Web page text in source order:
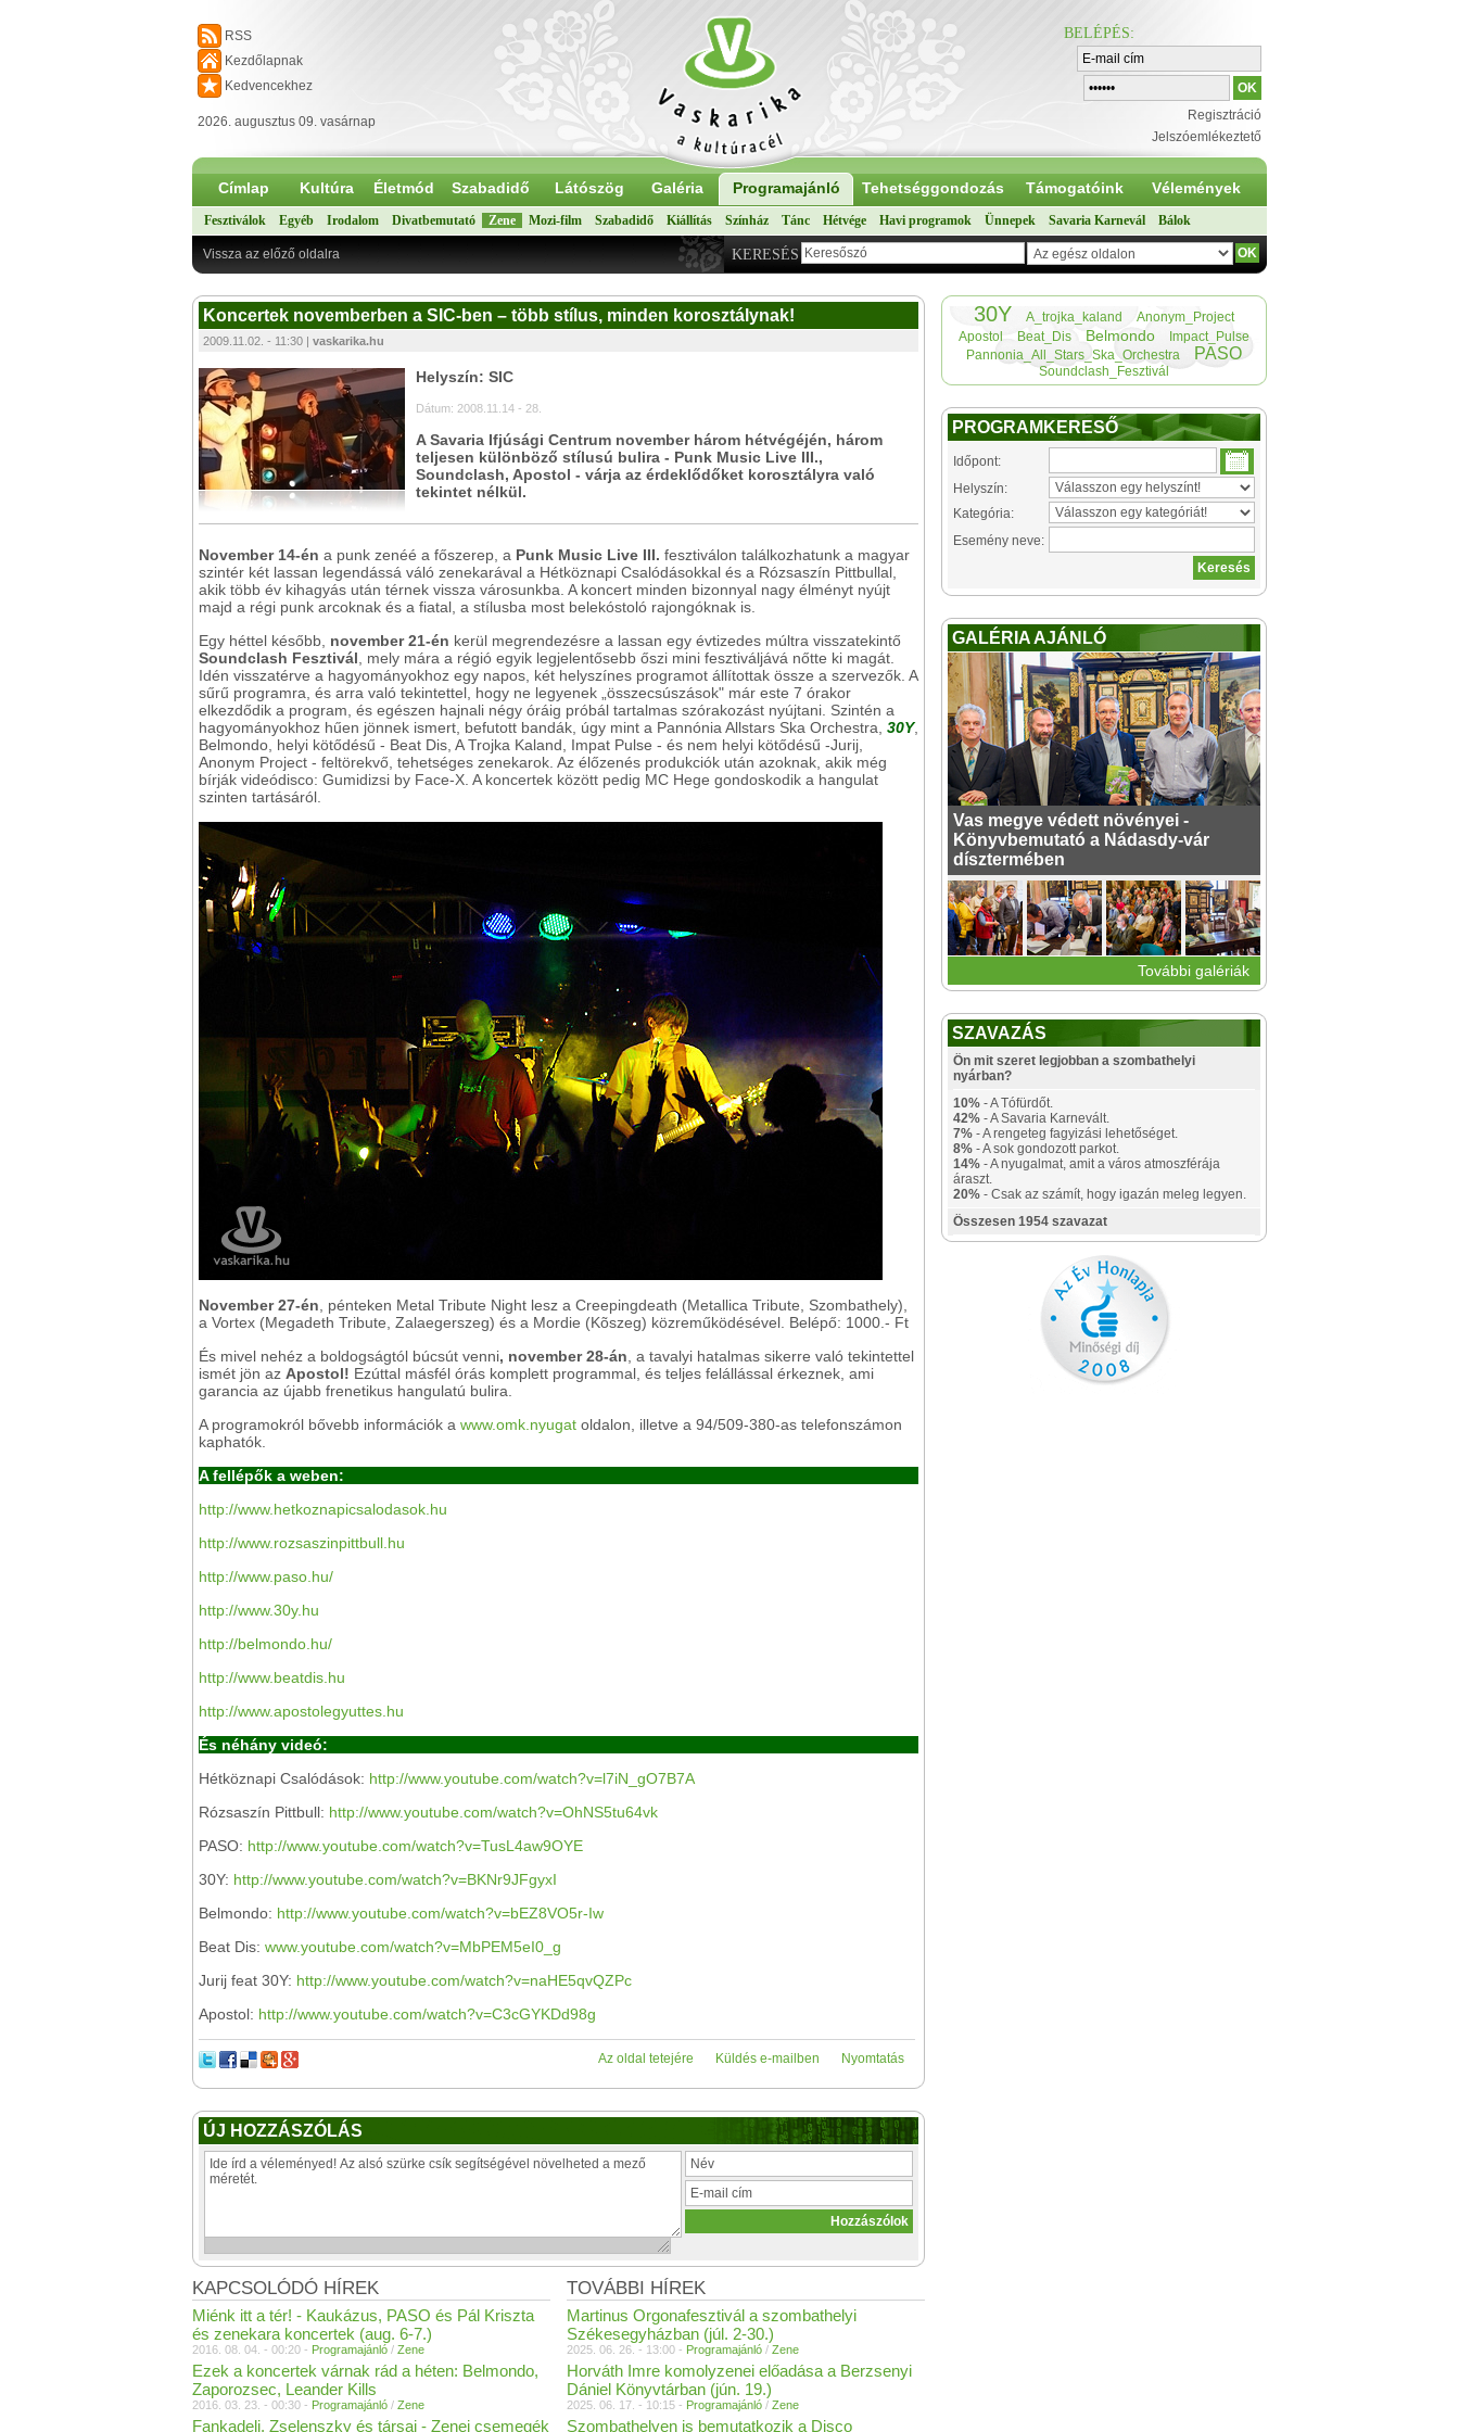
RSS
Kezdőlapnak
Kedvencekhez
2026. augusztus 09. vasárnap
BELÉPÉS:
Regisztráció
Jelszóemlékeztető
Címlap Kultúra Életmód Szabadidő Látószög Galéria Programajánló Tehetséggondozás Támogatóink Vélemények
Fesztiválok Egyéb Irodalom Divatbemutató Zene Mozi-film Szabadidő Kiállítás Színház Tánc Hétvége Havi programok Ünnepek Savaria Karnevál Bálok
KERESÉS
Vissza az előző oldalra
Koncertek novemberben a SIC-ben – több stílus, minden korosztálynak!
2009.11.02. - 11:30 | vaskarika.hu
Helyszín: SIC
Dátum: 2008.11.14 - 28.
A Savaria Ifjúsági Centrum november három hétvégéjén, három
teljesen különböző stílusú bulira - Punk Music Live III.,
Soundclash, Apostol - várja az érdeklődőket korosztályra való
tekintet nélkül.
November 14-én a punk zenéé a főszerep, a Punk Music Live III. fesztiválon találkozhatunk a magyar
szintér két lassan legendássá váló zenekarával a Hétköznapi Csalódásokkal és a Rózsaszín Pittbullal,
akik több év kihagyás után térnek vissza városunkba. A koncert minden bizonnyal nagy élményt nyújt
majd a régi punk arcoknak és a fiatal, a stílusba most belekóstoló rajongóknak is.
Egy héttel később, november 21-én kerül megrendezésre a lassan egy évtizedes múltra visszatekintő
Soundclash Fesztivál , mely mára a régió egyik legjelentősebb őszi mini fesztiváljává nőtte ki magát.
Idén visszatérve a hagyományokhoz egy napos, két helyszínes programot állítottak össze a szervezők. A
sűrű programra, és arra való tekintettel, hogy ne legyenek „összecsúszások" már este 7 órakor
elkezdődik a program, és egészen hajnali négy óráig próbál tartalmas szórakozást nyújtani. Szintén a
hagyományokhoz hűen jönnek ismert, befutott bandák, úgy mint a Pannónia Allstars Ska Orchestra, 30Y,
Belmondo, helyi kötődésű - Beat Dis, A Trojka Kaland, Impat Pulse - és nem helyi kötődésű -Jurij,
Anonym Project - feltörekvő, tehetséges zenekarok. Az élőzenés produkciók után azoknak, akik még
bírják videódisco: Gumidizsi by Face-X. A koncertek között pedig MC Hege gondoskodik a hangulat
szinten tartásáról.
November 27-én , pénteken Metal Tribute Night lesz a Creepingdeath (Metallica Tribute, Szombathely),
a Vortex (Megadeth Tribute, Zalaegerszeg) és a Mordie (Kõszeg) közreműködésével. Belépő: 1000.- Ft
És mivel nehéz a boldogságtól búcsút venni, november 28-án , a tavalyi hatalmas sikerre való tekintettel
ismét jön az Apostol! Ezúttal másfél órás komplett programmal, és teljes felállással érkeznek, ami
garancia az újabb frenetikus hangulatú bulira.
A programokról bővebb információk a www.omk.nyugat oldalon, illetve a 94/509-380-as telefonszámon
kaphatók.
A fellépők a weben:
http://www.hetkoznapicsalodasok.hu
http://www.rozsaszinpittbull.hu
http://www.paso.hu/
http://www.30y.hu
http://belmondo.hu/
http://www.beatdis.hu
http://www.apostolegyuttes.hu
És néhány videó:
Hétköznapi Csalódások: http://www.youtube.com/watch?v=l7iN_gO7B7A
Rózsaszín Pittbull: http://www.youtube.com/watch?v=OhNS5tu64vk
PASO: http://www.youtube.com/watch?v=TusL4aw9OYE
30Y: http://www.youtube.com/watch?v=BKNr9JFgyxI
Belmondo: http://www.youtube.com/watch?v=bEZ8VO5r-Iw
Beat Dis: www.youtube.com/watch?v=MbPEM5eI0_g
Jurij feat 30Y: http://www.youtube.com/watch?v=naHE5qvQZPc
Apostol: http://www.youtube.com/watch?v=C3cGYKDd98g
Nyomtatás
Küldés e-mailben
Az oldal tetejére
ÚJ HOZZÁSZÓLÁS
TOVÁBBI HÍREK
Martinus Orgonafesztivál a szombathelyi
Székesegyházban (júl. 2-30.)
2025. 06. 26. - 13:00 - Programajánló / Zene
Horváth Imre komolyzenei előadása a Berzsenyi
Dániel Könyvtárban (jún. 19.)
2025. 06. 17. - 10:15 - Programajánló / Zene
Szombathelyen is bemutatkozik a Disco
KAPCSOLÓDÓ HÍREK
Miénk itt a tér! - Kaukázus, PASO és Pál Kriszta
és zenekara koncertek (aug. 6-7.)
2016. 08. 04. - 00:20 - Programajánló / Zene
Ezek a koncertek várnak rád a héten: Belmondo,
Zaporozsec, Leander Kills
2016. 03. 23. - 00:30 - Programajánló / Zene
Fankadeli, Zselenszky és társai - Zenei csemegék
30Y A_trojka_kaland
Anonym_Project
Apostol
Beat_Dis Belmondo
Impact_Pulse
Pannonia_All_Stars_Ska_Orchestra
PASO
Soundclash_Fesztivál
PROGRAMKERESŐ
Időpont:
Helyszín:
Kategória:
Esemény neve:
GALÉRIA AJÁNLÓ
Vas megye védett növényei -
Könyvbemutató a Nádasdy-vár
dísztermében
További galériák
SZAVAZÁS
Ön mit szeret legjobban a szombathelyi
nyárban?
10% - A Tófürdőt.
42% - A Savaria Karnevált.
7% - A rengeteg fagyizási lehetőséget.
8% - A sok gondozott parkot.
14% - A nyugalmat, amit a város atmoszférája
áraszt.
20% - Csak az számít, hogy igazán meleg legyen.
Összesen 1954 szavazat